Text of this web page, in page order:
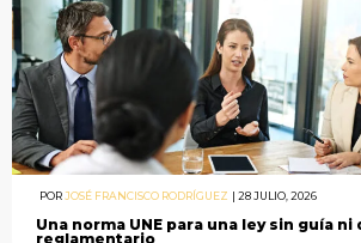
PORJOSÉ FRANCISCO RODRÍGUEZ 28 JULIO, 2026
Una norma UNE para una ley sin guía
reglamentario